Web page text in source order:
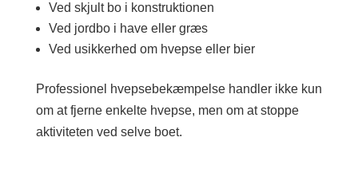
Ved skjult bo i konstruktionen
Ved jordbo i have eller græs
Ved usikkerhed om hvepse eller bier
Professionel hvepsebekæmpelse handler ikke kun
om at fjerne enkelte hvepse, men om at stoppe
aktiviteten ved selve boet.